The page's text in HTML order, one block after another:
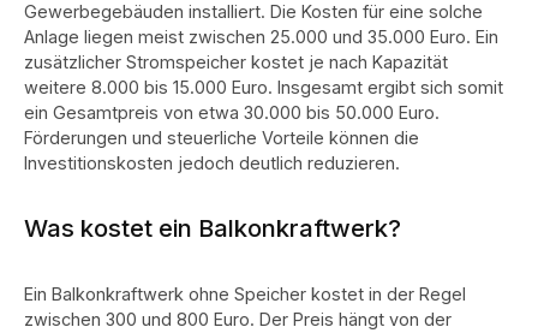
Gewerbegebäuden installiert. Die Kosten für eine solche
Anlage liegen meist zwischen 25.000 und 35.000 Euro. Ein
zusätzlicher Stromspeicher kostet je nach Kapazität
weitere 8.000 bis 15.000 Euro. Insgesamt ergibt sich somit
ein Gesamtpreis von etwa 30.000 bis 50.000 Euro.
Förderungen und steuerliche Vorteile können die
Investitionskosten jedoch deutlich reduzieren.
Was kostet ein Balkonkraftwerk?
Ein Balkonkraftwerk ohne Speicher kostet in der Regel
zwischen 300 und 800 Euro. Der Preis hängt von der